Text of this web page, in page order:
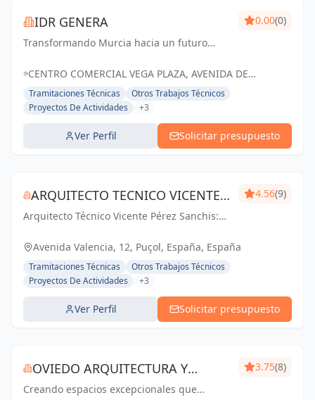
IDR GENERA
Transformando Murcia hacia un futuro
renovables y eficientes.
0.00(0)
CENTRO COMERCIAL VEGA PLAZA, AVENIDA DE
GRANADA, MOLINA DE SEGURA, MURCIA, ESPAÑA,
España
Tramitaciones Técnicas
Otros Trabajos Técnicos
Proyectos De Actividades
+3
Ver Perfil Solicitar presupuesto
ARQUITECTO TECNICO VICENTE
PÉREZ SANCHIS
Arquitecto Técnico Vicente Pérez Sanchis:
transformando ideas en realidad.
4.56(9)
Avenida Valencia, 12, Puçol, España, España
Tramitaciones Técnicas
Otros Trabajos Técnicos
Proyectos De Actividades
+3
Ver Perfil Solicitar presupuesto
OVIEDO ARQUITECTURA Y
CONSTRUCCIÓN
Creando espacios excepcionales que
3.75(8)